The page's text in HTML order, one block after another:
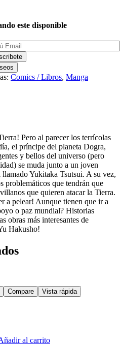
este disponible
Comics / Libros, Manga
Pero al parecer los terrícolas
el príncipe del planeta Dogra,
y bellos del universo (pero
se muda junto a un joven
Yukitaka Tsutsui. A su vez,
problemáticos que tendrán que
que quieren atacar la Tierra.
a pelear! Aunque tienen que ir a
o paz mundial? Historias
obras más interesantes de
Hakusho!
Compare Vista rápida
al carrito